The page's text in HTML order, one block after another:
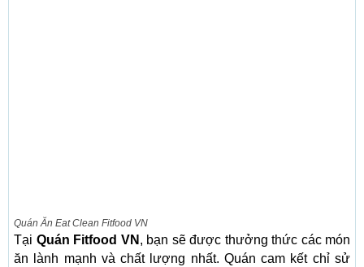
Quán Ăn Eat Clean Fitfood VN
Tại Quán Fitfood VN , bạn sẽ được thưởng thức các món
ăn lành mạnh và chất lượng nhất. Quán cam kết chỉ sử